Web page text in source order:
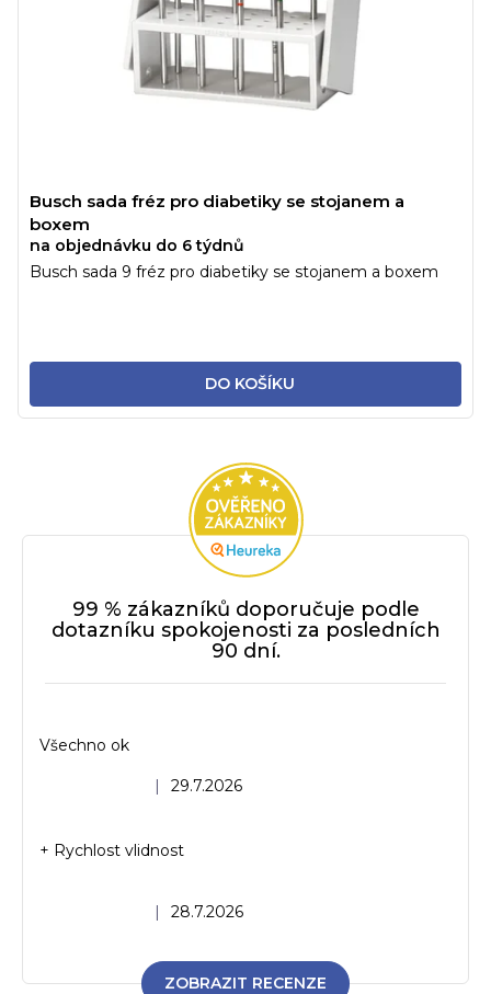
Busch sada fréz pro diabetiky se stojanem a
boxem
na objednávku do 6 týdnů
DO KOŠÍKU
Busch sada 9 fréz pro diabetiky se stojanem a boxem
99 % zákazníků doporučuje podle
dotazníku spokojenosti za posledních
90 dní.
Hodnocení obchodu je 5 z 5 hvězdiček.
29.7.2026
Všechno ok
Hodnocení obchodu je 5 z 5 hvězdiček.
28.7.2026
+ Rychlost vlidnost
ZOBRAZIT RECENZE